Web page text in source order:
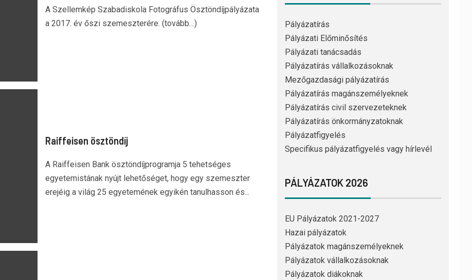
A Szellemkép Szabadiskola Fotográfus Ösztöndíjpályázata
a 2017. év őszi szemeszterére. (tovább…)
Raiffeisen ösztöndíj
A Raiffeisen Bank ösztöndíjprogramja 5 tehetséges
egyetemistának nyújt lehetőséget, hogy egy szemeszter
erejéig a világ 25 egyetemének egyikén tanulhasson és...
Pályázatírás
Pályázati Előminősítés
Pályázati tanácsadás
Pályázatírás vállalkozásoknak
Mezőgazdasági pályázatírás
Pályázatírás magánszemélyeknek
Pályázatírás civil szervezeteknek
Pályázatírás önkormányzatoknak
Pályázatfigyelés
Specifikus pályázatfigyelés vagy hírlevél
PÁLYÁZATOK 2026
EU Pályázatok 2021-2027
Hazai pályázatok
Pályázatok magánszemélyeknek
Pályázatok vállalkozásoknak
Pályázatok diákoknak